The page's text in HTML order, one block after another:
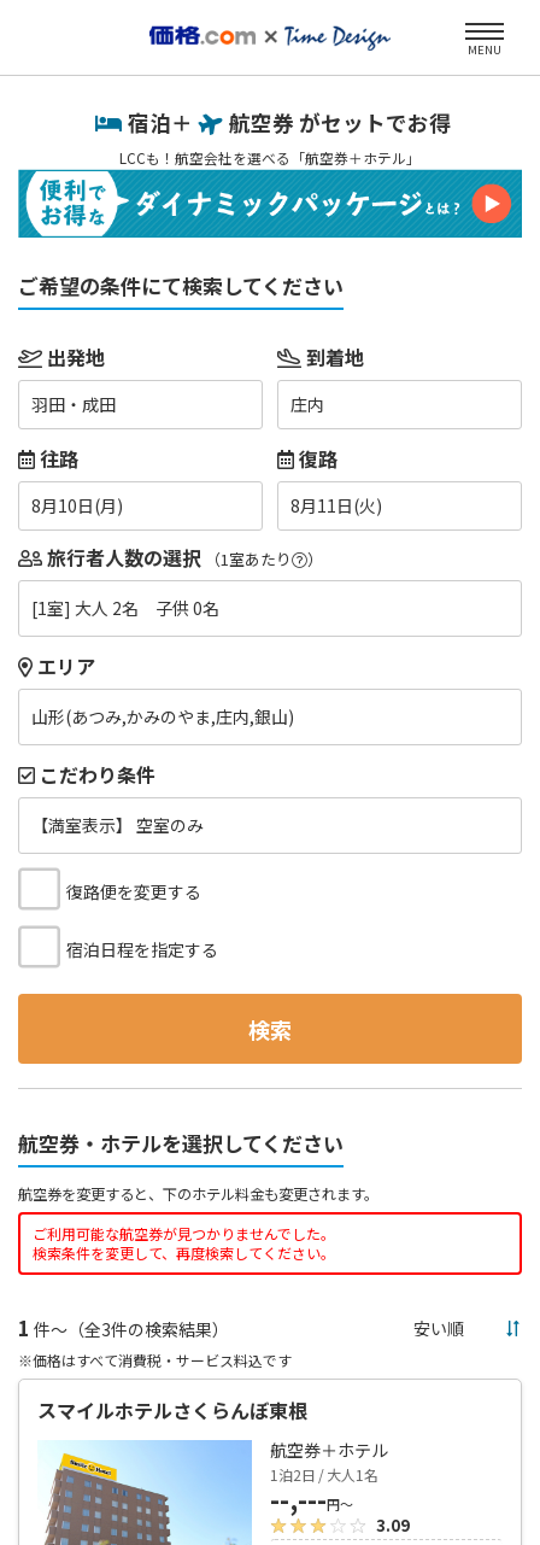
MENU
宿泊＋ 航空券 がセットでお得
LCCも！航空会社を選べる「航空券＋ホテル」
ご希望の条件にて検索してください
出発地
羽田・成田
到着地
庄内
往路
8月10日(月)
復路
8月11日(火)
旅行者人数の選択 （1室あたり ）
[1室] 大人 2名 子供 0名
エリア
山形(あつみ,かみのやま,庄内,銀山)
こだわり条件
【満室表示】 空室のみ
復路便を変更する
宿泊日程を指定する
検索
航空券・ホテルを選択してください
航空券を変更すると、下のホテル料金も変更されます。
ご利用可能な航空券が見つかりませんでした。
検索条件を変更して、再度検索してください。
1 件～（全3件の検索結果）
※価格はすべて消費税・サービス料込です
スマイルホテルさくらんぼ東根
航空券＋ホテル
1泊2日 / 大人1名
--,---円～
3.09